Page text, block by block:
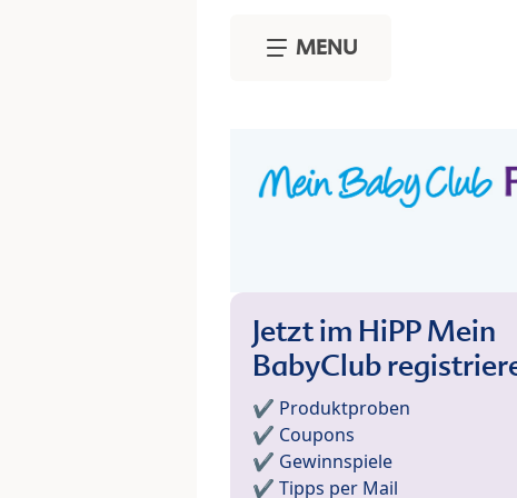
MENU
Jetzt im HiPP Mein
BabyClub
✔️ Produktproben
✔️ Coupons
✔️ Gewinnspiele
✔️ Tipps per Mail